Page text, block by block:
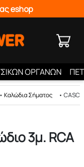
eshop
ΟΡΓΑΝΩΝ
• Καλώδια Σήματος •
3μ. RCA